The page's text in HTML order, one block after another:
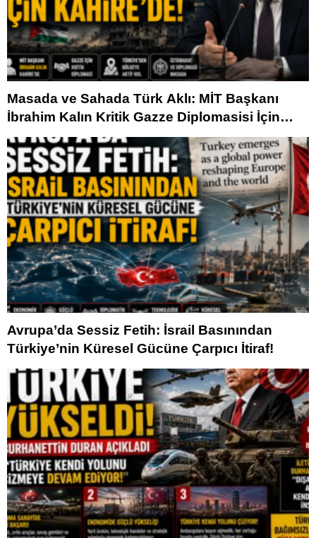
Masada ve Sahada Türk Aklı: MİT Başkanı
İbrahim Kalın Kritik Gazze Diplomasisi İçin
Kahire’de!
Avrupa’da Sessiz Fetih: İsrail Basınından
Türkiye’nin Küresel Gücüne Çarpıcı İtiraf!